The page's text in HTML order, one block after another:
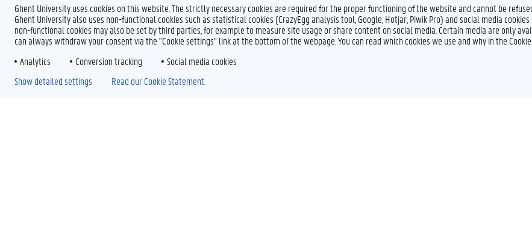
Ghent University uses cookies on this website. The strictly necessary cookies are required for the proper functioning of the website and cannot be
Ghent University also uses non-functional cookies such as statistical cookies (CrazyEgg analysis tool, Google, Hotjar, Piwik Pro) and social media cookies
non-functional cookies may also be set by third parties, for example to measure site usage or share content on social media. Certain media are only
can always withdraw your consent via the "Cookie settings" link at the bottom of the webpage. You can read which cookies we use and why in the
Analytics
Conversion tracking Social media cookies
Show detailed settings Read our Cookie Statement.